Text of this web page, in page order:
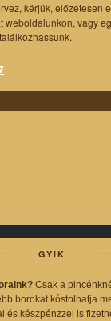
kérjük, előzetesen
weboldalunkon, vagy
GYIK
Csak a
borokat kóstolhatja
és készpénzzel is